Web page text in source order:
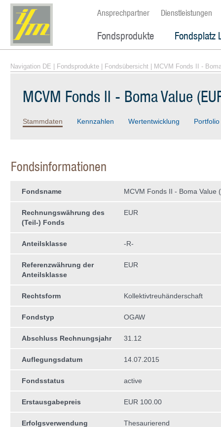
Ansprechpartner Dienstleistungen
Fondsprodukte Fondsplatz
Navigation DE Fondsprodukte Fondsübersicht | MCVM Fonds II -
MCVM Fonds II - Boma Value
Stammdaten Kennzahlen Wertentwicklung Portfolio
Fondsinformationen
Fondsname MCVM Fonds II - Boma Value
Rechnungswährung des
(Teil-) Fonds
EUR
Anteilsklasse -R-
Referenzwährung der
Anteilsklasse
EUR
Rechtsform Kollektivtreuhän­derschaft
Fondstyp OGAW
Abschluss Rechnungsjahr 31.12
Auflegungsdatum 14.07.2015
Fondsstatus active
Erstausgabepreis EUR 100.00
Erfolgsverwendung Thesaurierend